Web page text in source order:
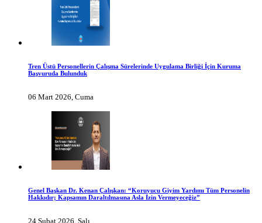
Tren Üstü Personellerin Çalışma Sürelerinde Uygulama Birliği İçin Kuruma
Başvuruda Bulunduk
06 Mart 2026, Cuma
Genel Başkan Dr. Kenan Çalışkan: “Koruyucu Giyim Yardımı Tüm Personelin
Hakkıdır; Kapsamın Daraltılmasına Asla İzin Vermeyeceğiz”
24 Şubat 2026, Salı